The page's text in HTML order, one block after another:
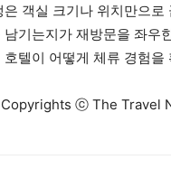
은 객실 크기나 위치만으
기는지가 재방문을 좌우
호텔이 어떻게 체류 경험
Copyrights ⓒ The Travel